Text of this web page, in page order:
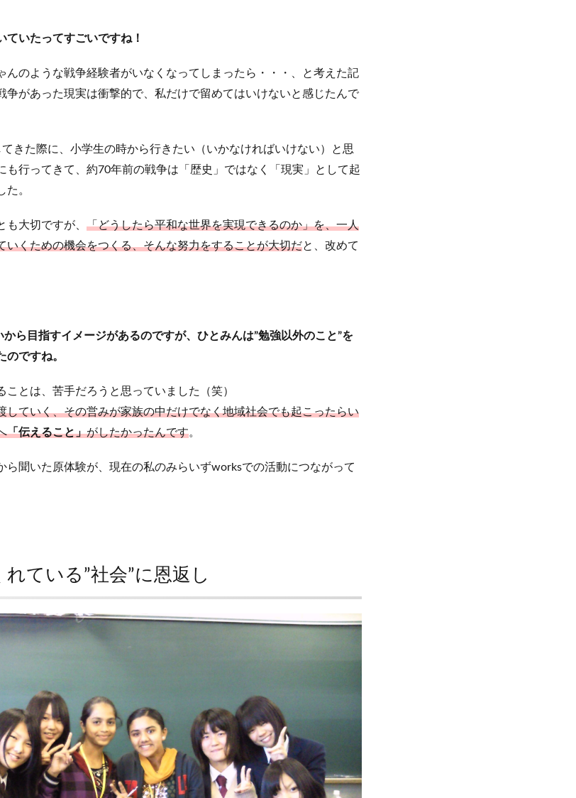
ていたってすごいですね！
んのような戦争経験者がいなくなってしまったら・・・、と考えた記
争があった現実は衝撃的で、私だけで留めてはいけないと感じたんで
きた際に、小学生の時から行きたい（いかなければいけない）と思
も行ってきて、約70年前の戦争は「歴史」ではなく「現実」として起
た。
大切ですが、 「どうしたら平和な世界を実現できるのか」を、一人
いくための機会をつくる、そんな努力をすることが大切だと、改めて
から目指すイメージがあるのですが、ひとみんは”勉強以外のこと”を
ですね。
ことは、苦手だろうと思っていました（笑）
していく、その営みが家族の中だけでなく地域社会でも起こったらい
「伝えること」がしたかったんです。
ら聞いた原体験が、現在の私のみらいずworksでの活動につながって
ている”社会”に恩返し